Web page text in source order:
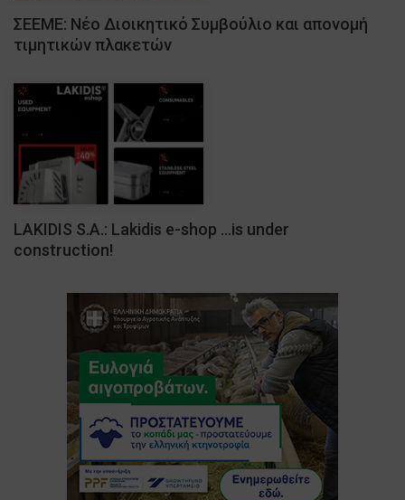
ΣΕΕΜΕ: Νέο Διοικητικό Συμβούλιο και απονομή
τιμητικών πλακετών
LAKIDIS S.A.: Lakidis e-shop …is under
construction!